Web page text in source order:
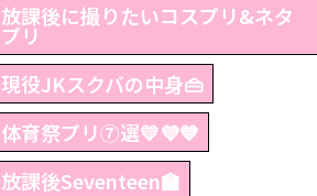
放課後に撮りたいコスプリ&ネタ
プリ
現役JKスクバの中身👜
体育祭プリ⑦選💛💜💙
放課後Seventeen🏫